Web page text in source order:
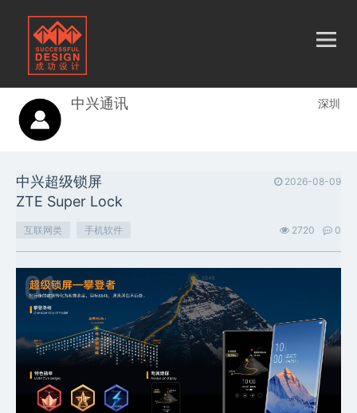
中兴通讯 深圳
中兴超级锁屏 2026-08-09
ZTE Super Lock
互联网类 手机软件 0
2720